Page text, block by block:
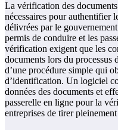
La vérification des
nécessaires pour authentifier
délivrées par le
permis de conduire et les
vérification exigent que les
documents lors du processus
d’une procédure simple qui
d’identification. Un logiciel
données des documents et
passerelle en ligne pour la
entreprises de tirer